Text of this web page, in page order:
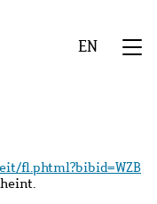
EN
fl.phtml?bibid=WZB